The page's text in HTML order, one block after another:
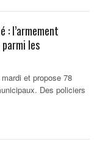
: l’armement
les
et propose 78
Des policiers